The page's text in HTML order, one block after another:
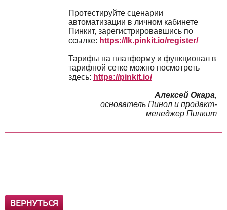
Протестируйте сценарии
автоматизации в личном кабинете
Пинкит, зарегистрировавшись по
ссылке: https://lk.pinkit.io/register/
Тарифы на платформу и функционал в
тарифной сетке можно посмотреть
здесь: https://pinkit.io/
Алексей Окара,
основатель Пинол и продакт-
менеджер Пинкит
ВЕРНУТЬСЯ